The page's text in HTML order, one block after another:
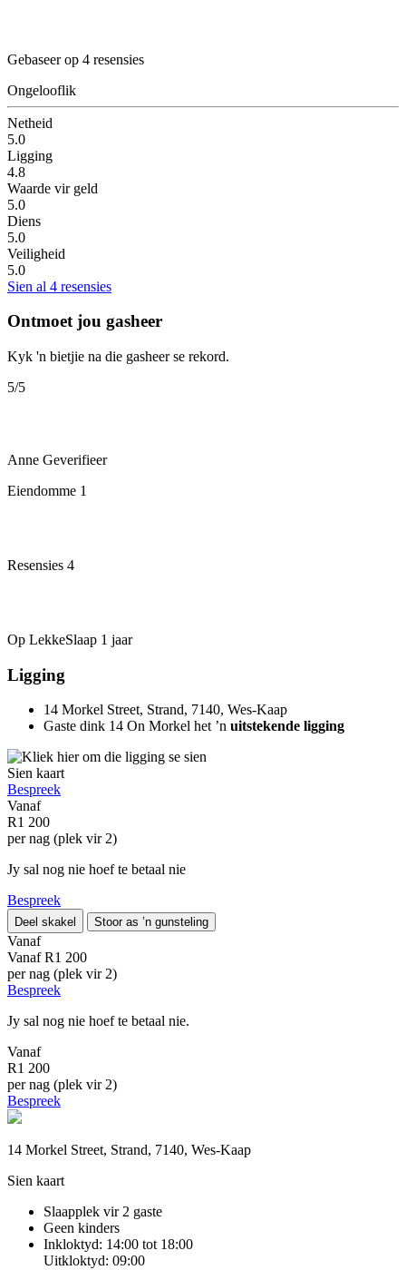
Gebaseer op 4 resensies
Ongelooflik
Netheid
5.0
Ligging
4.8
Waarde vir geld
5.0
Diens
5.0
Veiligheid
5.0
Sien al 4 resensies
Ontmoet jou gasheer
Kyk 'n bietjie na die gasheer se rekord.
5/5
Anne Geverifieer
Eiendomme 1
Resensies 4
Op LekkeSlaap 1 jaar
Ligging
14 Morkel Street, Strand, 7140, Wes-Kaap
Gaste dink 14 On Morkel het ’n uitstekende ligging
Sien kaart
Bespreek
Vanaf
R1 200
per nag (plek vir 2)
Jy sal nog nie hoef te betaal nie
Bespreek
Deel skakel Stoor as ’n gunsteling
Vanaf
Vanaf R1 200
per nag (plek vir 2)
Bespreek
Jy sal nog nie hoef te betaal nie.
Vanaf
R1 200
per nag (plek vir 2)
Bespreek
14 Morkel Street, Strand, 7140, Wes-Kaap
Sien kaart
Slaapplek vir 2 gaste
Geen kinders
Inkloktyd: 14:00 tot 18:00
Uitkloktyd: 09:00